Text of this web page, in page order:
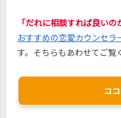
「だれに相談すれば良い
おすすめの恋愛カウンセラ
す。そちらもあわせてご覧
コ